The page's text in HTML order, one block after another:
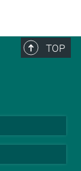
TOP